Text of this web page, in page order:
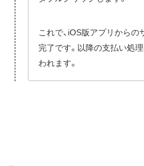
これで、iOS版アプリから
完了です。以降の支払い処
われます。